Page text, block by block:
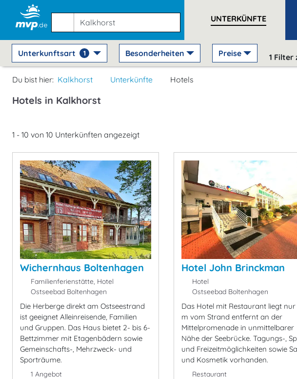
UNTERKÜNFTE
Unterkunftsart 1 Besonderheiten Preise 1 Filter
Du bist hier: Kalkhorst Unterkünfte Hotels
Hotels in Kalkhorst
1 - 10 von 10 Unterkünften angezeigt
Wichernhaus Boltenhagen
Familienferienstätte, Hotel
Ostseebad Boltenhagen
Die Herberge direkt am Ostseestrand
ist geeignet Alleinreisende, Familien
und Gruppen. Das Haus bietet 2- bis 6-
Bettzimmer mit Etagenbädern sowie
Gemeinschafts-, Mehrzweck- und
Sporträume.
1 Angebot
Hotel John Brinckman
Hotel
Ostseebad Boltenhagen
Das Hotel mit Restaurant liegt nur
m vom Strand entfernt an der
Mittelpromenade in unmittelbarer
Nähe der Seebrücke. Tagungs-,
und Freizeitmöglichkeiten sowie
und Kosmetik vorhanden.
Restaurant